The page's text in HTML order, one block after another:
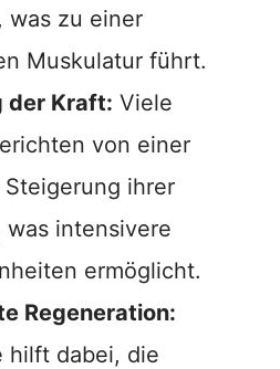
was zu einer
Muskulatur führt.
der Kraft: Viele
von einer
ihrer
intensivere
ermöglicht.
Regeneration:
hilft dabei, die